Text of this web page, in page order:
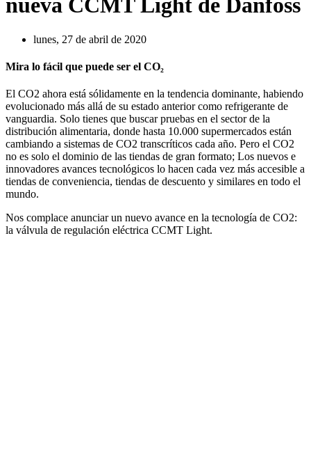
nueva CCMT Light de Danfoss
lunes, 27 de abril de 2020
Mira lo fácil que puede ser el CO₂
El CO2 ahora está sólidamente en la tendencia dominante, habiendo
evolucionado más allá de su estado anterior como refrigerante de
vanguardia. Solo tienes que buscar pruebas en el sector de la
distribución alimentaria, donde hasta 10.000 supermercados están
cambiando a sistemas de CO2 transcríticos cada año. Pero el CO2
no es solo el dominio de las tiendas de gran formato; Los nuevos e
innovadores avances tecnológicos lo hacen cada vez más accesible a
tiendas de conveniencia, tiendas de descuento y similares en todo el
mundo.
Nos complace anunciar un nuevo avance en la tecnología de CO2:
la válvula de regulación eléctrica CCMT Light.